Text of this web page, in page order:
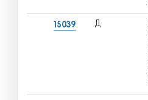
15039 Д